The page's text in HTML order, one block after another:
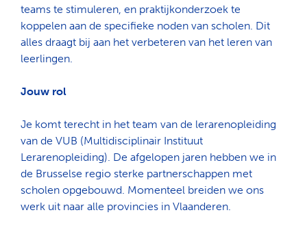
teams te stimuleren, en praktijkonderzoek te
koppelen aan de specifieke noden van scholen. Dit
alles draagt bij aan het verbeteren van het leren van
leerlingen.
Jouw rol
Je komt terecht in het team van de lerarenopleiding
van de VUB (Multidisciplinair Instituut
Lerarenopleiding). De afgelopen jaren hebben we in
de Brusselse regio sterke partnerschappen met
scholen opgebouwd. Momenteel breiden we ons
werk uit naar alle provincies in Vlaanderen.